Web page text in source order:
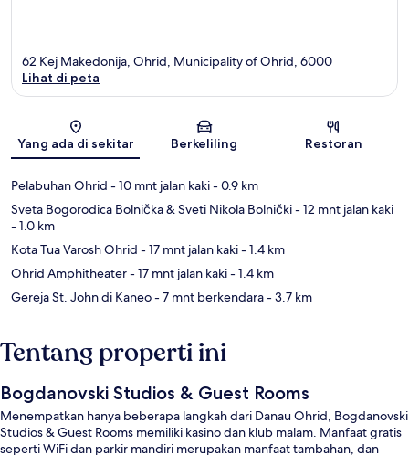
Peta
62 Kej Makedonija, Ohrid, Municipality of Ohrid, 6000
Lihat di peta
Yang ada di sekitar Berkeliling Restoran
Pelabuhan Ohrid - 10 mnt jalan kaki- 0.9 km
Sveta Bogorodica Bolnička & Sveti Nikola Bolnički- 12 mnt jalan kaki
- 1.0 km
Kota Tua Varosh Ohrid - 17 mnt jalan kaki- 1.4 km
Ohrid Amphitheater- 17 mnt jalan kaki- 1.4 km
Gereja St. John di Kaneo- 7 mnt berkendara- 3.7 km
Tentang properti ini
Bogdanovski Studios & Guest Rooms
Menempatkan hanya beberapa langkah dari Danau Ohrid, Bogdanovski
Studios & Guest Rooms memiliki kasino dan klub malam. Manfaat gratis
seperti WiFi dan parkir mandiri merupakan manfaat tambahan, dan